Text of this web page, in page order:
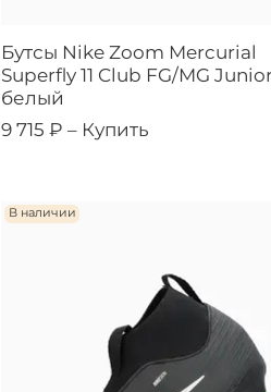
Бутсы Nike Zoom Mercurial
Superfly 11 Club FG/MG
белый
9 715 ₽ – Купить
В наличии